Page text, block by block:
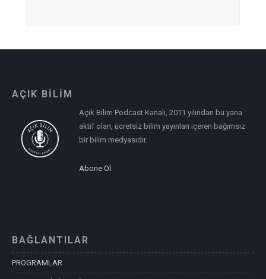
AÇIK BİLİM
Açık Bilim Podcast Kanalı, 2011 yılından bu yana
aktif olan, ücretsiz bilim yayınları içeren bağımsız
bir bilim medyasıdır.
Abone Ol
BAĞLANTILAR
PROGRAMLAR